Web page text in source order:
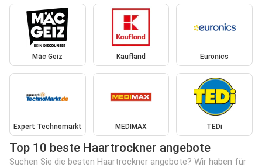
Mäc Geiz Kaufland Euronics
Expert Technomarkt MEDIMAX TEDi
Top 10 beste Haartrockner angebote
Suchen Sie die besten Haartrockner angebote? Wir haben für